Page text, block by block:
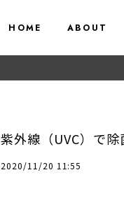
HOME ABOUT
紫外線（UVC）で
2020/11/20 11:55